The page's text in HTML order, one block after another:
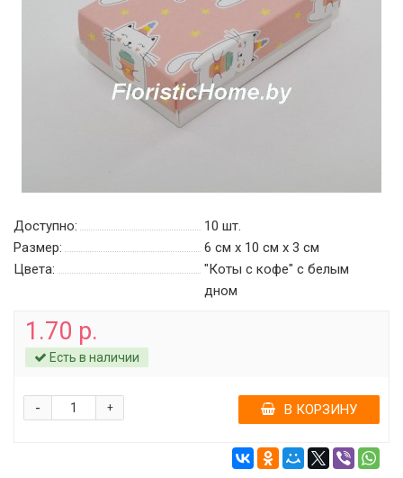
Доступно: 10 шт.
Размер:
6 см х 10 см х 3 см
Цвета:
"Коты с кофе" с белым
дном
1.70 р.
Есть в наличии
+
- В КОРЗИНУ